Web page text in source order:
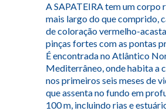
A SAPATEIRA tem um corpo
mais largo do que comprido,
de coloração vermelho-
pinças fortes com as pontas
É encontrada no Atlântico
Mediterrâneo, onde habita a
nos primeiros seis meses de
que assenta no fundo em
100 m, incluindo rias e